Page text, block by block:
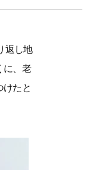
返し地
に、老
けたと